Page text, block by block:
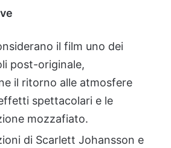
il film uno dei
post-originale,
il ritorno alle atmosfere
spettacolari e le
mozzafiato.
di Scarlett Johansson e